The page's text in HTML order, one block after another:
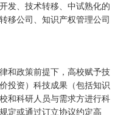
发、技术转移、中试熟化的
移公司、知识产权管理公司
政策前提下，高校赋予技
投资）科技成果（包括知识
和科研人员与需求方进行科
定或通过订立协议约定高